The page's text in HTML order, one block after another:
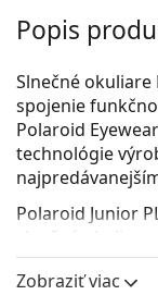
Popis
Slnečné
spojenie
Polaroid
technológie
Polaroid Junior
slnečné okuliare.
Pozrite sa, ako
Zobraziť viac